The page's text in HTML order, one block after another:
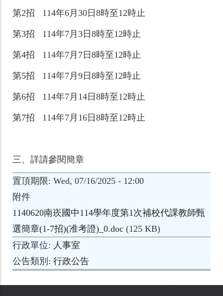
第2招 114年6月30日8時至12時止
第3招 114年7月3日8時至12時止
第4招 114年7月7日8時至12時止
第5招 114年7月9日8時至12時止
第6招 114年7月14日8時至12時止
第7招 114年7月16日8時至12時止
三、詳請參閱簡章
置頂期限 Wed, 07/16/2025 - 12:00
附件
1140620南崁國中114學年度第1次補校代課教師甄
選簡章(1-7招)(准考證)_0.doc (125 KB)
行政單位
人事室
公告類別
行政公告